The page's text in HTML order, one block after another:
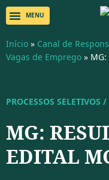
Início » Canal de
Vagas de Emprego » MG:
PROCESSOS SELETIVOS
MG:
EDITAL